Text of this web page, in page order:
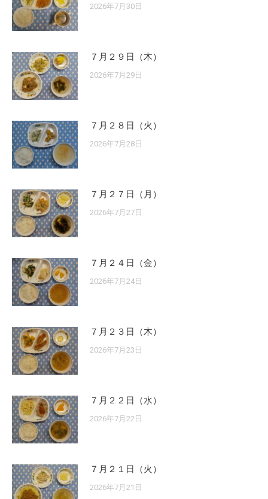
2026年7月30日
７月２９日（木）
2026年7月29日
７月２８日（火）
2026年7月28日
７月２７日（月）
2026年7月27日
７月２４日（金）
2026年7月24日
７月２３日（木）
2026年7月23日
７月２２日（水）
2026年7月22日
７月２１日（火）
2026年7月21日